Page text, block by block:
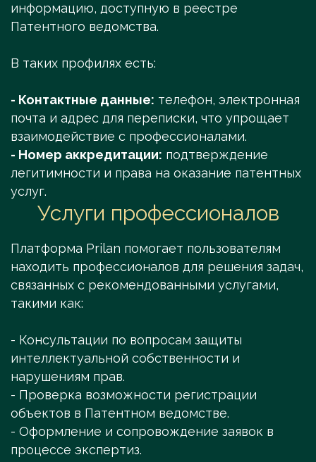
информацию, доступную в реестре
Патентного ведомства.
В таких профилях есть:
- Контактные данные: телефон, электронная
почта и адрес для переписки, что упрощает
взаимодействие с профессионалами.
- Номер аккредитации: подтверждение
легитимности и права на оказание патентных
услуг.
Услуги профессионалов
Платформа Prilan помогает пользователям
находить профессионалов для решения задач,
связанных с рекомендованными услугами,
такими как:
- Консультации по вопросам защиты
интеллектуальной собственности и
нарушениям прав.
- Проверка возможности регистрации
объектов в Патентном ведомстве.
- Оформление и сопровождение заявок в
процессе экспертиз.